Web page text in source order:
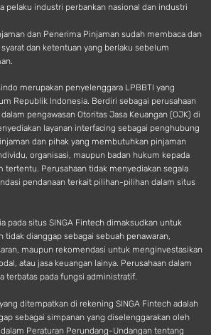
pelaku industri perbankan nasional dan industri
dan Penerima Pinjaman sudah membaca dan
dan ketentuan yang berlaku sebelum
merupakan penyelenggara LPBBTI yang
Republik Indonesia. Berdiri sebagai perusahaan
pengawasan Otoritas Jasa Keuangan (OJK) di
layanan interfacing sebagai penghubung
dan pihak yang membutuhkan pinjaman
organisasi, maupun badan hukum kepada
tertentu. Perusahaan tidak menyediakan segala
pendanaan terkait pilihan-pilihan dalam situs
pada situs SINGA Fintech dimaksudkan untuk
tidak dianggap sebagai sebuah penawaran,
maupun rekomendasi untuk menginvestasikan
atau jasa keuangan lainya. Perusahaan dalam
terbatas pada fungsi administratif.
ditempatkan di rekening SINGA Fintech adalah
sebagai simpanan yang diselenggarakan oleh
Peraturan Perundang-Undangan tentang